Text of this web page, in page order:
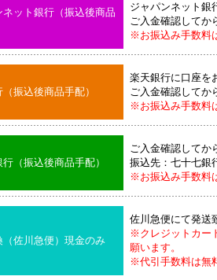
ネット銀行（振込後商品
ジャパンネット銀
ご入金確認してか
※お振込み手数料
振込後商品手配）
楽天銀行に口座を
ご入金確認してか
※お振込み手数料
（振込後商品手配）
ご入金確認してか
振込先：七十七銀
※お振込み手数料
（佐川急便）現金のみ
佐川急便にて発送
※クレジットカー
願います。
※代引手数料は無